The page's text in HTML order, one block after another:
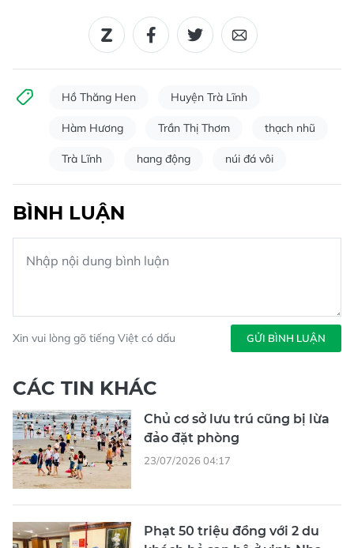
Hồ Thăng Hen Huyện Trà Lĩnh
Hàm Hương Trần Thị Thơm thạch nhũ
Trà Lĩnh hang động núi đá vôi
BÌNH LUẬN
Xin vui lòng gõ tiếng Việt có dấu GỬI BÌNH LUẬN
CÁC TIN KHÁC
Chủ cơ sở lưu trú cũng bị lừa
đảo đặt phòng
23/07/2026 04:17
Phạt 50 triệu đồng với 2 du